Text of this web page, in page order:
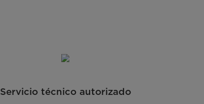
7797087532670
Servicio técnico autorizado